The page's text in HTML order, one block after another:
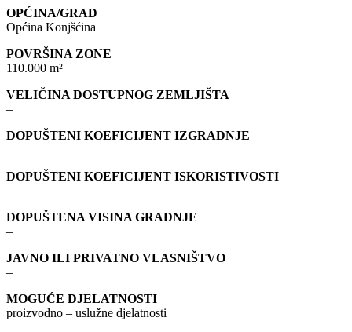
OPĆINA/GRAD
Općina Konjšćina
POVRŠINA ZONE
110.000 m²
VELIČINA DOSTUPNOG ZEMLJIŠTA
–
DOPUŠTENI KOEFICIJENT IZGRADNJE
–
DOPUŠTENI KOEFICIJENT ISKORISTIVOSTI
–
DOPUŠTENA VISINA GRADNJE
–
JAVNO ILI PRIVATNO VLASNIŠTVO
–
MOGUĆE DJELATNOSTI
proizvodno – uslužne djelatnosti